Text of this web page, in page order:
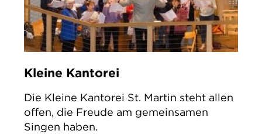
Kleine Kantorei
Die Kleine Kantorei St. Martin steht allen
offen, die Freude am gemeinsamen
Singen haben.